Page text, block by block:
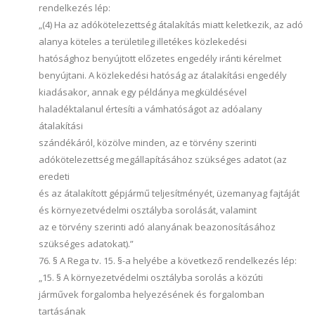
rendelkezés lép:
„(4) Ha az adókötelezettség átalakítás miatt keletkezik, az adó
alanya köteles a területileg illetékes közlekedési
hatósághoz benyújtott előzetes engedély iránti kérelmet
benyújtani. A közlekedési hatóság az átalakítási engedély
kiadásakor, annak egy példánya megküldésével
haladéktalanul értesíti a vámhatóságot az adóalany
átalakítási
szándékáról, közölve minden, az e törvény szerinti
adókötelezettség megállapításához szükséges adatot (az
eredeti
és az átalakított gépjármű teljesítményét, üzemanyag fajtáját
és környezetvédelmi osztályba sorolását, valamint
az e törvény szerinti adó alanyának beazonosításához
szükséges adatokat).”
76. § A Rega tv. 15. §-a helyébe a következő rendelkezés lép:
„15. § A környezetvédelmi osztályba sorolás a közúti
járművek forgalomba helyezésének és forgalomban
tartásának